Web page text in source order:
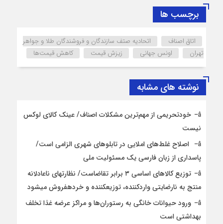
برچسب ها
اتاق اصناف
اتحادیه صتف سازندگان و فروشندگان طلا و جواهر
تهران
اونس جهانی زیزش قیمت کاهش قیمت‌ها
نوشته های مشابه
خودتحریمی از مهم‌ترین مشکلات اصناف/ عینک کالای لوکس
نیست
اصلاح غلط‌های املایی در تابلوهای شهری الزامی است/
پاسداری از زبان فارسی یک مسئولیت ملی
توزیع کالاهای اساسی ۳ برابر تقاضاست/ نظارت‎های ناعادلانه
منتج به نارضایتی واردکننده، توزیع‎کننده و خرده‎فروش می‎شود
ورود حیوانات خانگی به رستوران‌ها و مراکز عرضه غذا تخلف
بهداشتی است